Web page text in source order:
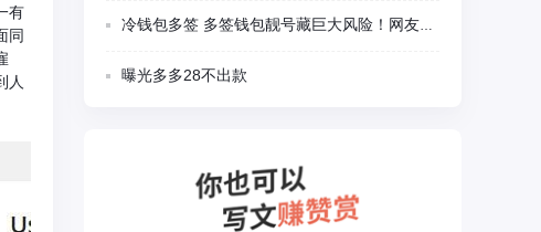
有
同
人
冷钱包多签 多签钱包靓号藏巨大风险！网友千U刚转入瞬间被盗 卖家留后门精准蹲守
曝光多多28不出款